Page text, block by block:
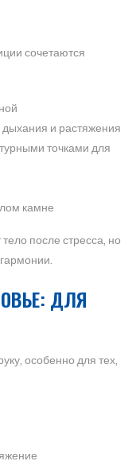
сочетаются
и растяжения
точками для
камне
после стресса, но
ДЛЯ
особенно для тех,